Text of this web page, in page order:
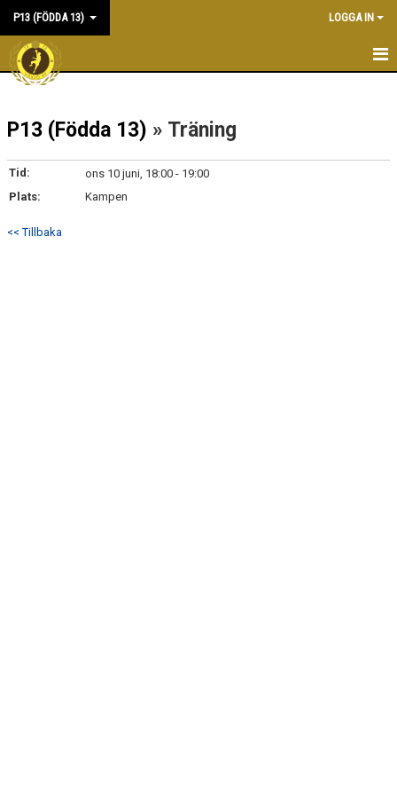
P13 (FÖDDA 13) LOGGA IN
HEM
NYHETER
KALENDER
MATCHER
P13 (Födda 13) » Träning
Tid:
ons 10 juni, 18:00 - 19:00
Plats:
Kampen
<< Tillbaka